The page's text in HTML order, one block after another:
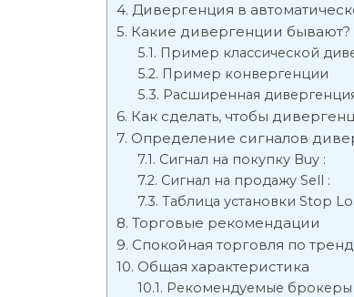
Дивергенция в
Какие дивергенции бывают?
Пример классической
Пример конвергенции
Расширенная
Как сделать, чтобы
Определение сигналов
Сигнал на покупку Buy :
Сигнал на продажу Sell :
Таблица установки Stop
Торговые рекомендации
Спокойная торговля по
Общая характеристика
Рекомендуемые брокеры